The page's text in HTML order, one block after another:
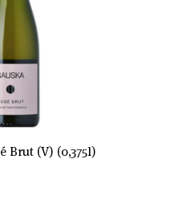
Brut (V) (0,375l)